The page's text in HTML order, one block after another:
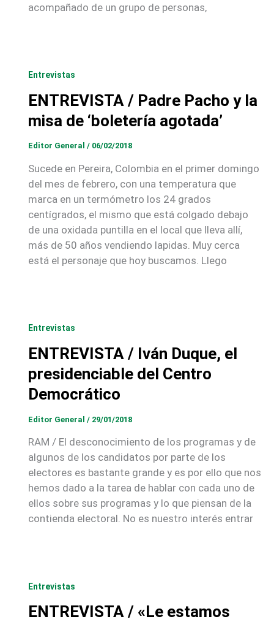
acompañado de un grupo de personas,
Entrevistas
ENTREVISTA / Padre Pacho y la
misa de ‘boletería agotada’
Editor General / 06/02/2018
Sucede en Pereira, Colombia en el primer domingo
del mes de febrero, con una temperatura que
marca en un termómetro los 24 grados
centígrados, el mismo que está colgado debajo
de una oxidada puntilla en el local que lleva allí,
más de 50 años vendiendo lapidas. Muy cerca
está el personaje que hoy buscamos. Llego
Entrevistas
ENTREVISTA / Iván Duque, el
presidenciable del Centro
Democrático
Editor General / 29/01/2018
RAM / El desconocimiento de los programas y de
algunos de los candidatos por parte de los
electores es bastante grande y es por ello que nos
hemos dado a la tarea de hablar con cada uno de
ellos sobre sus programas y lo que piensan de la
contienda electoral. No es nuestro interés entrar
Entrevistas
ENTREVISTA / «Le estamos